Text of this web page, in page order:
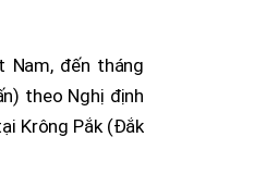
Nam, đến tháng
theo Nghị định
Krông Pắk (Đắk